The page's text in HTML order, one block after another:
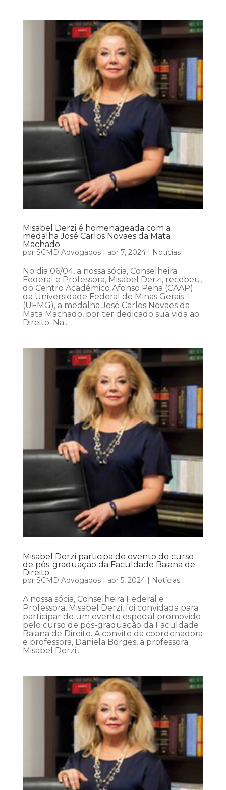
Misabel Derzi é homenageada com a
medalha José Carlos Novaes da Mata
Machado
por SCMD Advogados| abr 7, 2024| Notícias
No dia 06/04, a nossa sócia, Conselheira
Federal e Professora, Misabel Derzi, recebeu,
do Centro Acadêmico Afonso Pena (CAAP)
da Universidade Federal de Minas Gerais
(UFMG), a medalha José Carlos Novaes da
Mata Machado, por ter dedicado sua vida ao
Direito. Na...
Misabel Derzi participa de evento do curso
de pós-graduação da Faculdade Baiana de
Direito
por SCMD Advogados| abr 5, 2024| Notícias
A nossa sócia, Conselheira Federal e
Professora, Misabel Derzi, foi convidada para
participar de um evento especial promovido
pelo curso de pós-graduação da Faculdade
Baiana de Direito. A convite da coordenadora
e professora, Daniela Borges, a professora
Misabel Derzi...